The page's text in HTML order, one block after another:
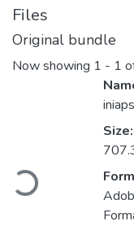
Files
Original bundle
Now showing 1 - 1
Loading...
Size: